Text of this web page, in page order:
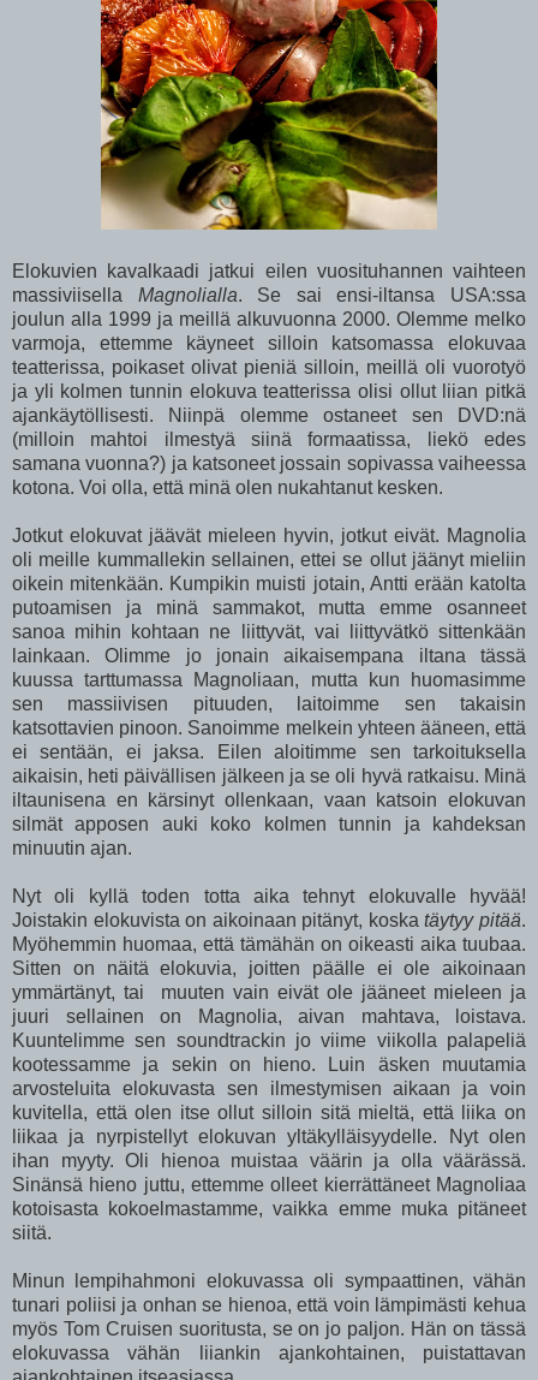
Elokuvien kavalkaadi jatkui eilen vuosituhannen vaihteen
massiviisella Magnolialla. Se sai ensi-iltansa USA:ssa
joulun alla 1999 ja meillä alkuvuonna 2000. Olemme melko
varmoja, ettemme käyneet silloin katsomassa elokuvaa
teatterissa, poikaset olivat pieniä silloin, meillä oli vuorotyö
ja yli kolmen tunnin elokuva teatterissa olisi ollut liian pitkä
ajankäytöllisesti. Niinpä olemme ostaneet sen DVD:nä
(milloin mahtoi ilmestyä siinä formaatissa, liekö edes
samana vuonna?) ja katsoneet jossain sopivassa vaiheessa
kotona. Voi olla, että minä olen nukahtanut kesken.
Jotkut elokuvat jäävät mieleen hyvin, jotkut eivät. Magnolia
oli meille kummallekin sellainen, ettei se ollut jäänyt mieliin
oikein mitenkään. Kumpikin muisti jotain, Antti erään katolta
putoamisen ja minä sammakot, mutta emme osanneet
sanoa mihin kohtaan ne liittyvät, vai liittyvätkö sittenkään
lainkaan. Olimme jo jonain aikaisempana iltana tässä
kuussa tarttumassa Magnoliaan, mutta kun huomasimme
sen massiivisen pituuden, laitoimme sen takaisin
katsottavien pinoon. Sanoimme melkein yhteen ääneen, että
ei sentään, ei jaksa. Eilen aloitimme sen tarkoituksella
aikaisin, heti päivällisen jälkeen ja se oli hyvä ratkaisu. Minä
iltaunisena en kärsinyt ollenkaan, vaan katsoin elokuvan
silmät apposen auki koko kolmen tunnin ja kahdeksan
minuutin ajan.
Nyt oli kyllä toden totta aika tehnyt elokuvalle hyvää!
Joistakin elokuvista on aikoinaan pitänyt, koskatäytyy pitää.
Myöhemmin huomaa, että tämähän on oikeasti aika tuubaa.
Sitten on näitä elokuvia, joitten päälle ei ole aikoinaan
ymmärtänyt, tai muuten vain eivät ole jääneet mieleen ja
juuri sellainen on Magnolia, aivan mahtava, loistava.
Kuuntelimme sen soundtrackin jo viime viikolla palapeliä
kootessamme ja sekin on hieno. Luin äsken muutamia
arvosteluita elokuvasta sen ilmestymisen aikaan ja voin
kuvitella, että olen itse ollut silloin sitä mieltä, että liika on
liikaa ja nyrpistellyt elokuvan yltäkylläisyydelle. Nyt olen
ihan myyty. Oli hienoa muistaa väärin ja olla väärässä.
Sinänsä hieno juttu, ettemme olleet kierrättäneet Magnoliaa
kotoisasta kokoelmastamme, vaikka emme muka pitäneet
siitä.
Minun lempihahmoni elokuvassa oli sympaattinen, vähän
tunari poliisi ja onhan se hienoa, että voin lämpimästi kehua
myös Tom Cruisen suoritusta, se on jo paljon. Hän on tässä
elokuvassa vähän liiankin ajankohtainen, puistattavan